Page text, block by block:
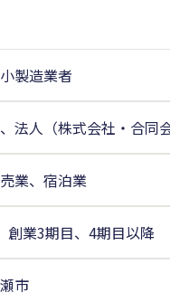
製造業者
法人（株式会社・合同
業、宿泊業
創業3期目、4期目以降
市